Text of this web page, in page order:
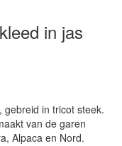
in jas
gebreid in tricot steek.
van de garen
Alpaca en Nord.